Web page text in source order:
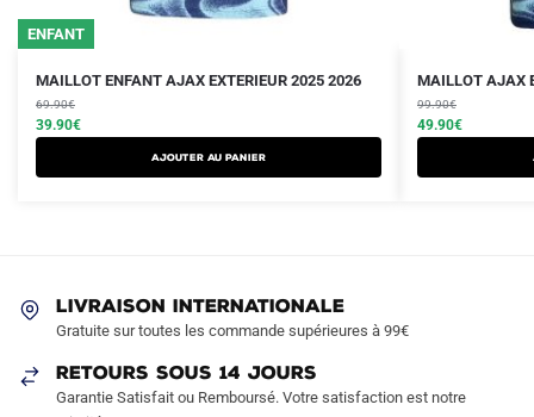
ENFANT
MAILLOT ENFANT AJAX EXTERIEUR 2025 2026
69.90€
Le
prix
initial
était :
39.90€
Le
prix
actuel
est :
AJOUTER AU PANIER
Ce
produit
a
être
choisies
sur
MAILLOT AJAX
99.90€
Le
prix
initial
était :
49.90€
Le
prix
actuel
est :
Ce
produit
a
la
LIVRAISON INTERNATIONALE
Gratuite sur toutes les commande supérieures à 99€
RETOURS SOUS 14 JOURS
Garantie Satisfait ou Remboursé. Votre satisfaction est notre